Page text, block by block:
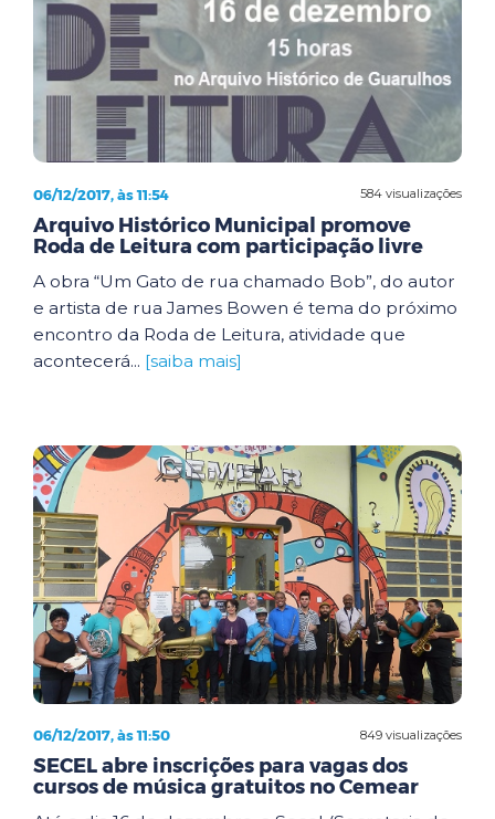
584 visualizações
06/12/2017, às 11:54
Arquivo Histórico Municipal promove
Roda de Leitura com participação livre
A obra “Um Gato de rua chamado Bob”, do autor
e artista de rua James Bowen é tema do próximo
encontro da Roda de Leitura, atividade que
acontecerá... [saiba mais]
849 visualizações
06/12/2017, às 11:50
SECEL abre inscrições para vagas dos
cursos de música gratuitos no Cemear